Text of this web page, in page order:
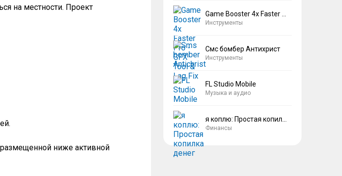
на местности. Проект
ниже активной
Инструменты
Смс бомбер Антихрист
Инструменты
FL Studio Mobile
Музыка и аудио
Финансы